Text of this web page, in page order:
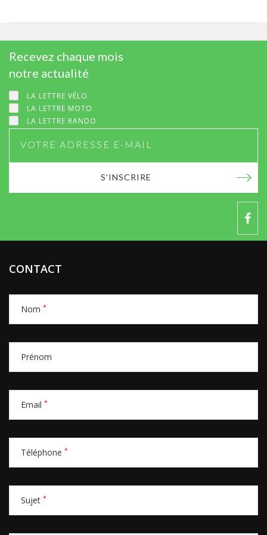
Recevez chaque mois
notre actualité
LA LETTRE VÉLO
LA LETTRE MOTO
LA LETTRE RANDO
S'INSCRIRE
CONTACT
Nom *
Prénom
Email *
Téléphone *
Sujet *